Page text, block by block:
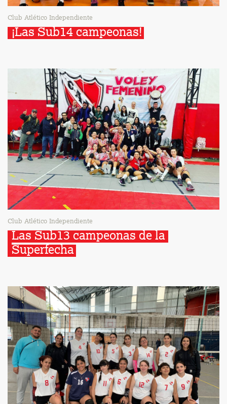
Club Atlético Independiente
¡Las Sub14 campeonas!
Club Atlético Independiente
Las Sub13 campeonas de la
Superfecha